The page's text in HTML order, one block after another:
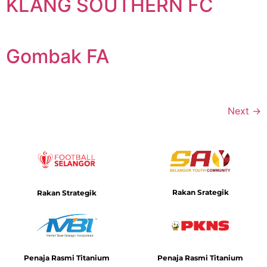
KLANG SOUTHERN FC
Gombak FA
Next →
Rakan Strategik Rakan Srategik
Penaja Rasmi Titanium Penaja Rasmi Titanium